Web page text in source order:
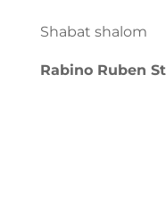
Shabat shalom
Rabino Ruben